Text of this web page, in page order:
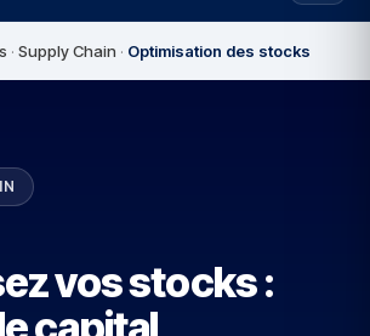
· Supply Chain · Optimisation des stocks
vos stocks :